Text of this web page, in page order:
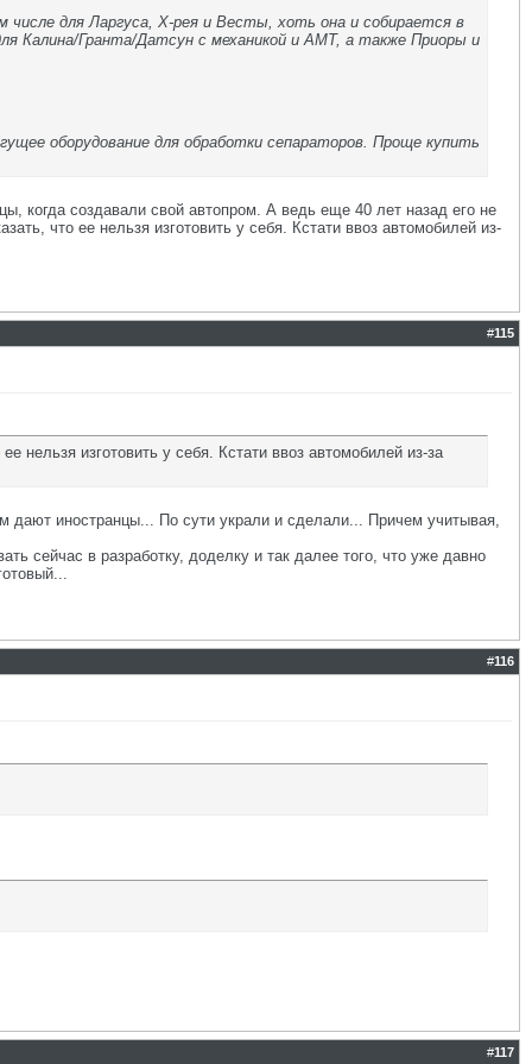
для Ларгуса, Х-рея и Весты, хоть она и собирается в
Калина/Гранта/Датсун с механикой и АМТ, а также Приоры и
оборудование для обработки сепараторов. Проще купить
когда создавали свой автопром. А ведь еще 40 лет назад его не
что ее нельзя изготовить у себя. Кстати ввоз автомобилей из-
#115
нельзя изготовить у себя. Кстати ввоз автомобилей из-за
дают иностранцы... По сути украли и сделали... Причем учитывая,
сейчас в разработку, доделку и так далее того, что уже давно
#116
#117